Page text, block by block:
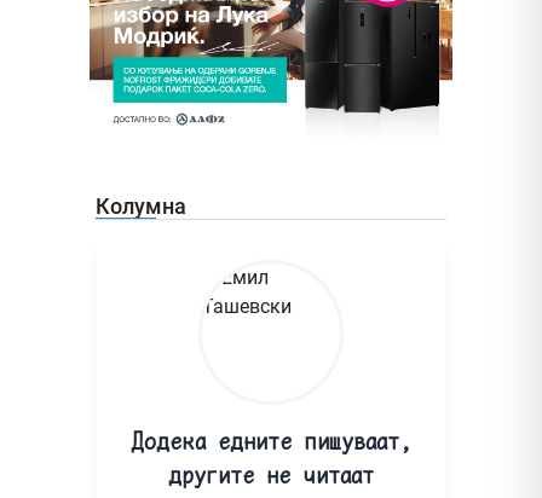
Колумна
Додека едните пишуваат,
другите не читаат